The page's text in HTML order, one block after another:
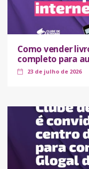
Como vender
completo para
23 de julho de 2026